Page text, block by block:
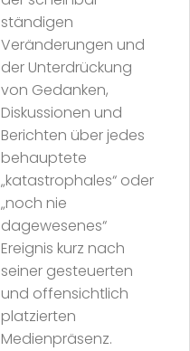
ständigen
Veränderungen und
der Unterdrückung
von Gedanken,
Diskussionen und
Berichten über jedes
behauptete
„katastrophales“ oder
„noch nie
dagewesenes“
Ereignis kurz nach
seiner gesteuerten
und offensichtlich
platzierten
Medienpräsenz.